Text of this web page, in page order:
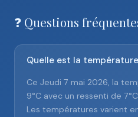
❓ Questions
Quelle est la
Ce Jeudi 7 mai 2026, la
9°C avec un ressenti de
Les températures varient